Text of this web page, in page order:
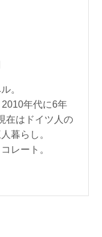
。
年代に6年
在はドイツ人の
暮らし。
レート。